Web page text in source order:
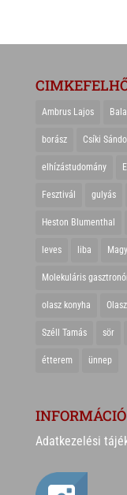
Ambrus Lajos
borász Csíki
elhízástudomány
Fesztivál gulyás
Heston Blumenthal
leves liba
Molekuláris
olasz konyha
Széll Tamás sör
étterem ünnep
INFORMÁCIÓ
Adatkezelési